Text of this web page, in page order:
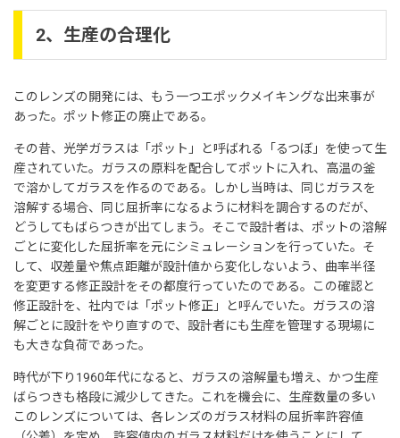
2、生産の合理化
このレンズの開発には、もう一つエポックメイキングな出来事が
あった。ポット修正の廃止である。
その昔、光学ガラスは「ポット」と呼ばれる「るつぼ」を使って生
産されていた。ガラスの原料を配合してポットに入れ、高温の釜
で溶かしてガラスを作るのである。しかし当時は、同じガラスを
溶解する場合、同じ屈折率になるように材料を調合するのだが、
どうしてもばらつきが出てしまう。そこで設計者は、ポットの溶解
ごとに変化した屈折率を元にシミュレーションを行っていた。そ
して、収差量や焦点距離が設計値から変化しないよう、曲率半径
を変更する修正設計をその都度行っていたのである。この確認と
修正設計を、社内では「ポット修正」と呼んでいた。ガラスの溶
解ごとに設計をやり直すので、設計者にも生産を管理する現場に
も大きな負荷であった。
時代が下り1960年代になると、ガラスの溶解量も増え、かつ生産
ばらつきも格段に減少してきた。これを機会に、生産数量の多い
このレンズについては、各レンズのガラス材料の屈折率許容値